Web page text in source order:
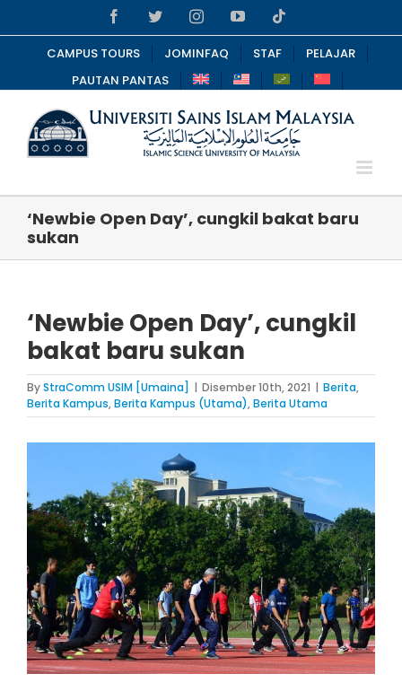
to
content
FacebookTwitterInstagramYouTube
CAMPUS TOURS JOMINFAQ STAF
PELAJAR
PAUTAN PANTAS
‘Newbie Open Day’, cungkil bakat baru
sukan
‘Newbie Open Day’, cungkil
bakat baru sukan
ByStraComm USIM [Umaina] | Disember 10th, 2021 | Berita,
Berita Kampus,Berita Kampus (Utama),Berita Utama
Image